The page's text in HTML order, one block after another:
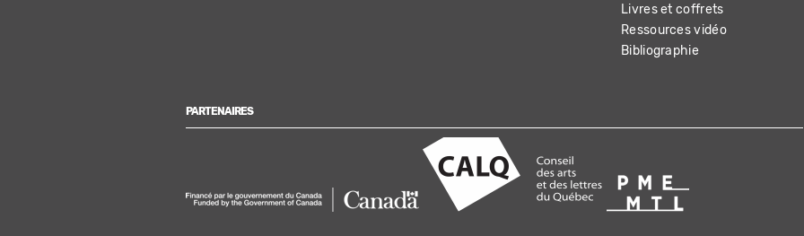
Livres et coffrets
Ressources vidéo
Bibliographie
PARTENAIRES